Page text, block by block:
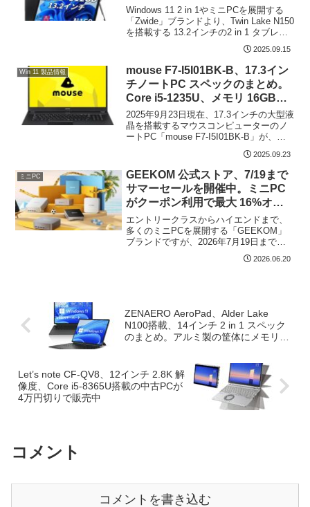
特徴。キックスタンドと指紋認証
を装備
Windows 11 2 in 1やミニPCを展開する
「Zwide」ブランドより、Twin Lake N150
を搭載する 13.2インチの2 in 1 タブレッ
ト「SA13」が販売されています。上の写
真のように、キックスタンドを備え、
2025.09.15
Win 11 製品情報
mouse F7-I5I01BK-B、17.3イン
チノートPC スペックのまとめ。
Core i5-1235U、メモリ 16GBモ
デルが114,900円にてセール販売
2025年9月23日現在、17.3インチの大型液
晶を搭載するマウスコンピューターのノ
ートPC「mouse F7-I5I01BK-B」が、税
込 114,900円にてセール販売されていま
す（10月8日 10:59まで） 。CPUにCore
i5...
2025.09.23
ミニPC
GEEKOM 公式ストア、7/19まで
サマーセールを開催中。ミニPC
がクーポン利用で最大 16%オ
フ、おすすめの5製品
エントリークラスからハイエンドまで、
多くのミニPCを展開する「GEEKOM」
ブランドですが、2026年7月19日まで、
公式ストアにて クーポン利用により 最大
16%オフとなるサマーセールを開催中で
2026.06.20
ZENAERO AeroPad、Alder Lake
N100搭載、14インチ 2 in 1 スペック
のまとめ。アルミ製の筐体にメモリ
Let’s note CF-QV8、12インチ 2.8K 解
像度、Core i5-8365U搭載の中古PCが
4万円切りで販売中
コメント
コメントを書き込む